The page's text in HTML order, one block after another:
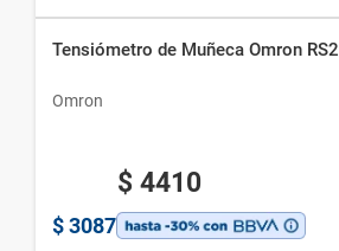
Tensiómetro de Muñeca Omron RS2
Omron
$ 4410
$ 3087